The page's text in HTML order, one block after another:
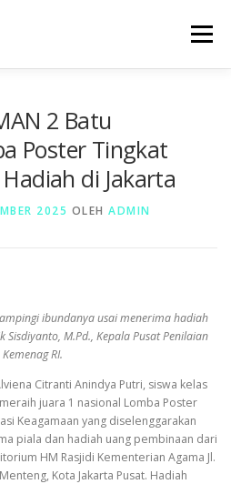
Menu
GALERI
2 Batu
Poster Tingkat
di Jakarta
2025 OLEH ADMIN
ibundanya usai menerima hadiah
Sisdiyanto, M.Pd., Kepala Pusat Penilaian
RI.
Citranti Anindya Putri, siswa kelas
juara 1 nasional Lomba Poster
Keagamaan yang diselenggarakan
piala dan hadiah uang pembinaan dari
HM Rasjidi Kementerian Agama Jl.
Kota Jakarta Pusat. Hadiah